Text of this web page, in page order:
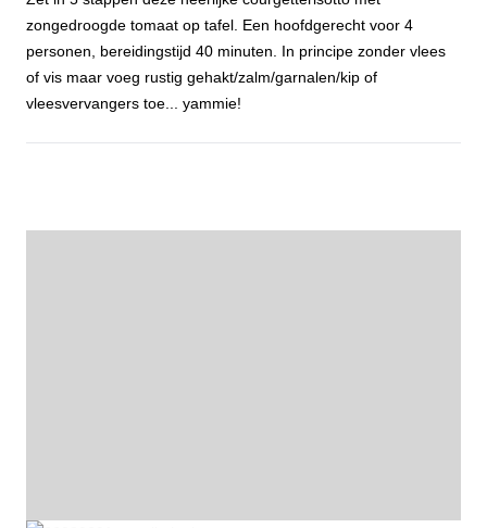
zongedroogde tomaat op tafel. Een hoofdgerecht voor 4
personen, bereidingstijd 40 minuten. In principe zonder vlees
of vis maar voeg rustig gehakt/zalm/garnalen/kip of
vleesvervangers toe... yammie!